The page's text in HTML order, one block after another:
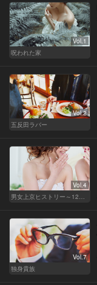
Vol.1
呪われた家
Vol.2
五反田ラバー
Vol.4
Vol.7
独身貴族